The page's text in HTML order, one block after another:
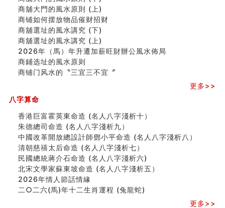
刘燮鈞讲人相 手纹与命运(二)
商铺如何摆放物品催财招财
极其旺夫的女人面相
家居常見風水形煞及化解方法 (二)
居家風水懶人包！房子煞氣怎麼看？風水禁忌有哪些？有
這樣風水的房子別�
南半球的八字如何推排
玄空本义(六)
风水先生林琅仙的传说
姓名陰陽配置的凶吉
六爻測住宅風水 (四)
玄空本义 (五)
财务办公室风水布局
精选1500个五行属木的字
玄空本义 (四)
八字算命：女命八字里日坐伤官克夫？
六爻算卦：我俩之间是否还命中有未尽的缘分？
商舖大門的風水原則 (上)
商铺如何摆放物品催财招财
商舖選址的風水講究 (下)
商舖選址的風水講究 (上)
2026年（馬）年升遷加薪旺財辦公風水佈局
商鋪选址的風水原则
商铺门风水的〝三宜三不宜〞
更多>>
八字算命
香港巨富霍英東命造 (名人八字淺析十）
朱德總司命造 (名⼈⼋字淺析九）
中國改革開放總設計師鄧小平命造 (名人八字淺析八）
清朝慈禧太后命造 (名人八字淺析七）
民國總統蔣介石命造 (名人八字淺析六)
北宋文學家蘇東坡命造 (名人八字淺析五）
2026年情人節話情緣
二○二六(馬)年十二生肖運程 (兔龍蛇)
更多>>